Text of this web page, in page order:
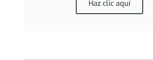
Haz clic aquí